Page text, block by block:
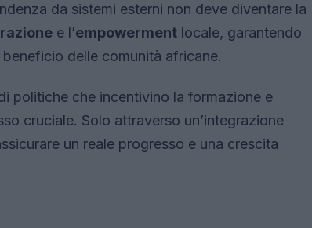
da sistemi esterni non deve diventare la
e l’empowerment locale, garantendo
delle comunità africane.
politiche che incentivino la formazione e
cruciale. Solo attraverso un’integrazione
un reale progresso e una crescita